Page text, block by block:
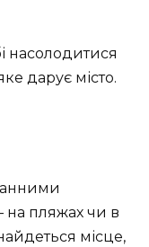
насолодитися
дарує місто.
на пляжах чи в
місце,